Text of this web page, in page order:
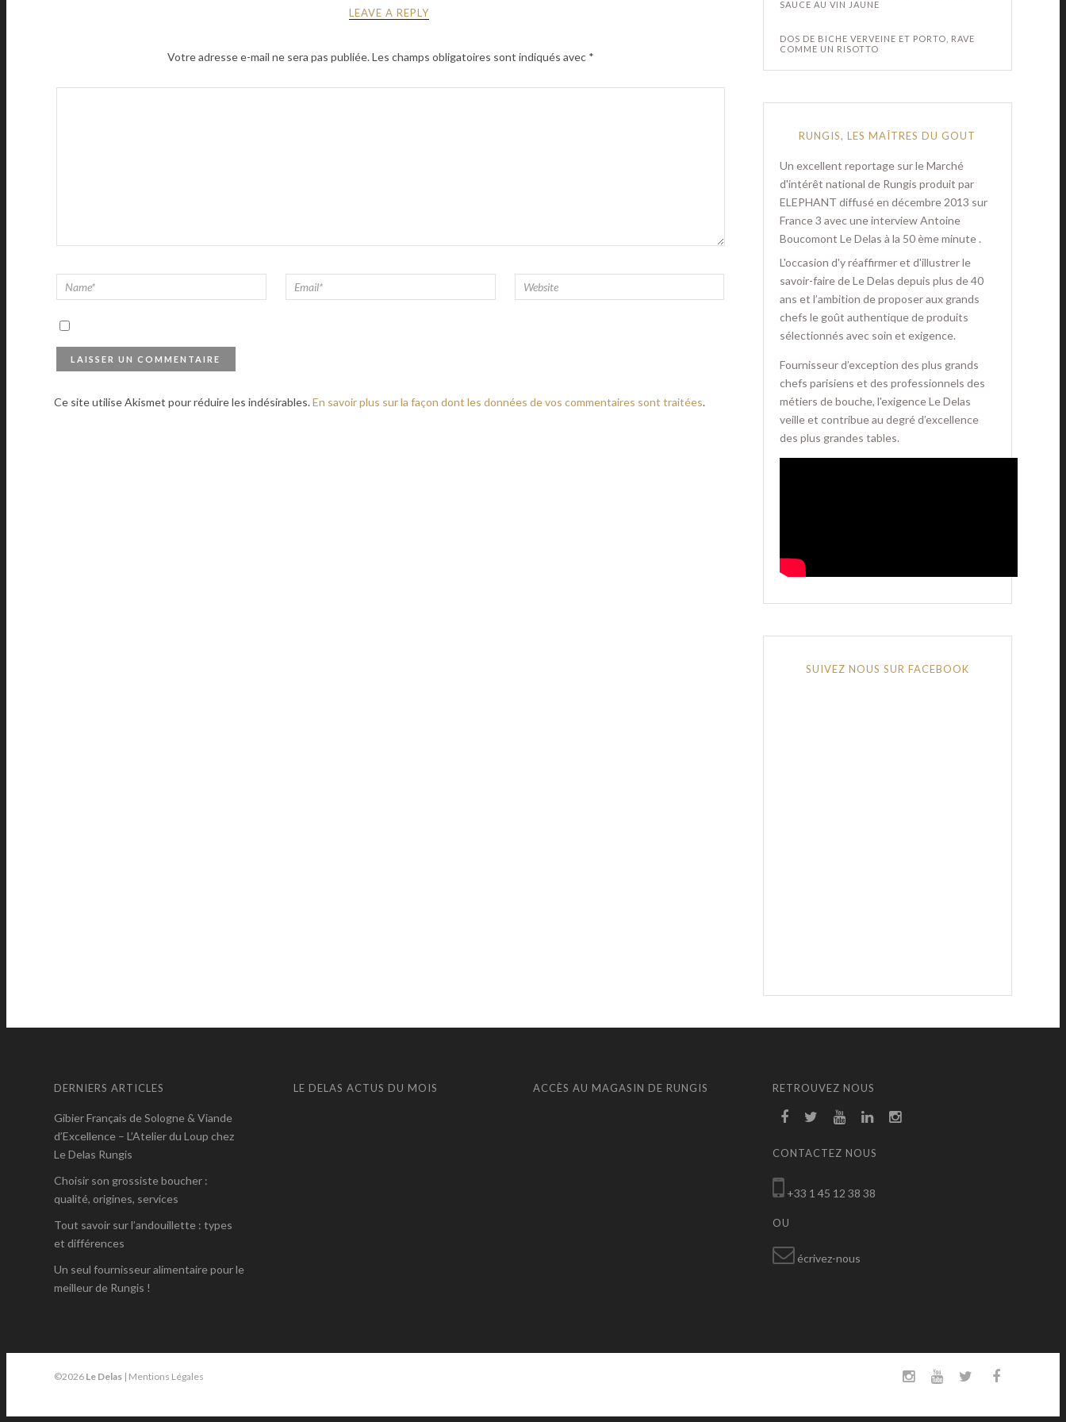
LEAVE A REPLY
Votre adresse e-mail ne sera pas publiée.Les champs obligatoires sont indiqués avec *
Ce site utilise Akismet pour réduire les indésirables.En savoir plus sur la façon dont les données de vos commentaires sont traitées.
SAUCE AU VIN JAUNE
DOS DE BICHE VERVEINE ET PORTO, RAVE
COMME UN RISOTTO
RUNGIS, LES MAÎTRES DU GOUT
Un excellent reportage sur le Marché
d'intérêt national de Rungis produit par
ELEPHANT diffusé en décembre 2013 sur
France 3 avec une interview Antoine
Boucomont Le Delas à la 50 ème minute .
L'occasion d'y réaffirmer et d'illustrer le
savoir-faire de Le Delas depuis plus de 40
ans et l’ambition de proposer aux grands
chefs le goût authentique de produits
sélectionnés avec soin et exigence.
Fournisseur d’exception des plus grands
chefs parisiens et des professionnels des
métiers de bouche, l'exigence Le Delas
veille et contribue au degré d’excellence
des plus grandes tables.
SUIVEZ NOUS SUR FACEBOOK
DERNIERS ARTICLES
Gibier Français de Sologne & Viande
d’Excellence – L’Atelier du Loup chez
Le Delas Rungis
Choisir son grossiste boucher :
qualité, origines, services
Tout savoir sur l’andouillette : types
et différences
Un seul fournisseur alimentaire pour le
meilleur de Rungis !
LE DELAS ACTUS DU MOIS ACCÈS AU MAGASIN DE RUNGIS RETROUVEZ NOUS
CONTACTEZ NOUS
+33 1 45 12 38 38
OU
écrivez-nous
©2026 Le Delas | Mentions Légales